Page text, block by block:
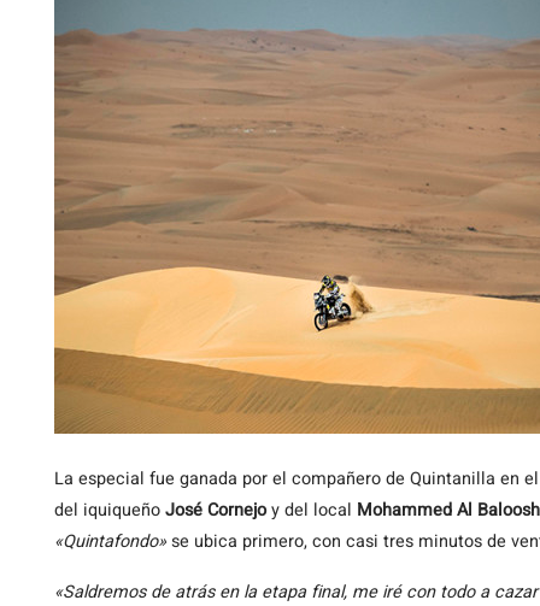
La especial fue ganada por el compañero de Quintanilla en
del iquiqueñoJosé Cornejoy del local Mohammed Al
«Quintafondo»se ubica primero, con casi tres minutos de
«Saldremos de atrás en la etapa final, me iré con todo a